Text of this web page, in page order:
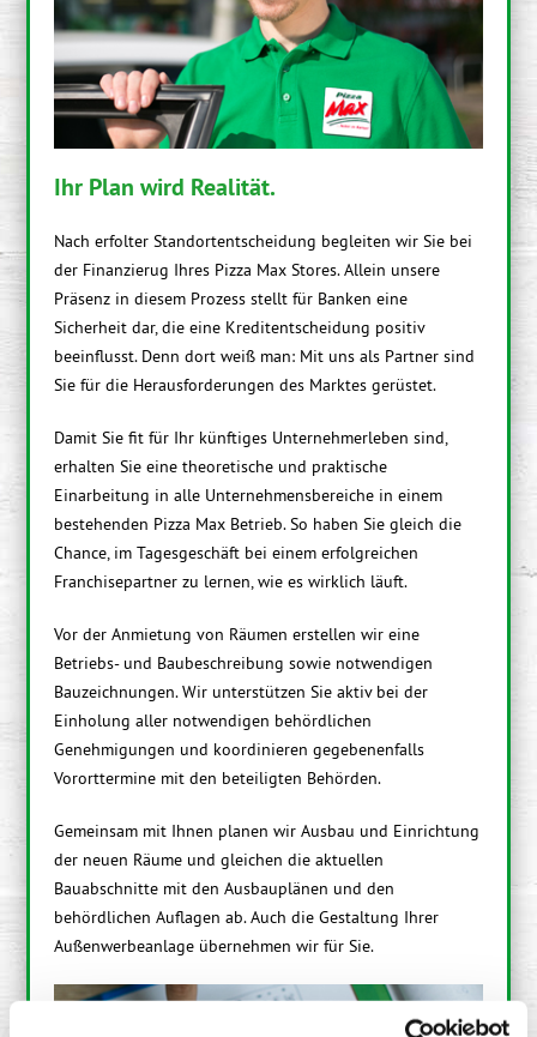
Ihr Plan wird Realität.
Nach erfolter Standortentscheidung begleiten wir Sie bei
der Finanzierug Ihres Pizza Max Stores. Allein unsere
Präsenz in diesem Prozess stellt für Banken eine
Sicherheit dar, die eine Kreditentscheidung positiv
beeinflusst. Denn dort weiß man: Mit uns als Partner sind
Sie für die Herausforderungen des Marktes gerüstet.
Damit Sie fit für Ihr künftiges Unternehmerleben sind,
erhalten Sie eine theoretische und praktische
Einarbeitung in alle Unternehmensbereiche in einem
bestehenden Pizza Max Betrieb. So haben Sie gleich die
Chance, im Tagesgeschäft bei einem erfolgreichen
Franchisepartner zu lernen, wie es wirklich läuft.
Vor der Anmietung von Räumen erstellen wir eine
Betriebs- und Baubeschreibung sowie notwendigen
Bauzeichnungen. Wir unterstützen Sie aktiv bei der
Einholung aller notwendigen behördlichen
Genehmigungen und koordinieren gegebenenfalls
Vororttermine mit den beteiligten Behörden.
Gemeinsam mit Ihnen planen wir Ausbau und Einrichtung
der neuen Räume und gleichen die aktuellen
Bauabschnitte mit den Ausbauplänen und den
behördlichen Auflagen ab. Auch die Gestaltung Ihrer
Außenwerbeanlage übernehmen wir für Sie.